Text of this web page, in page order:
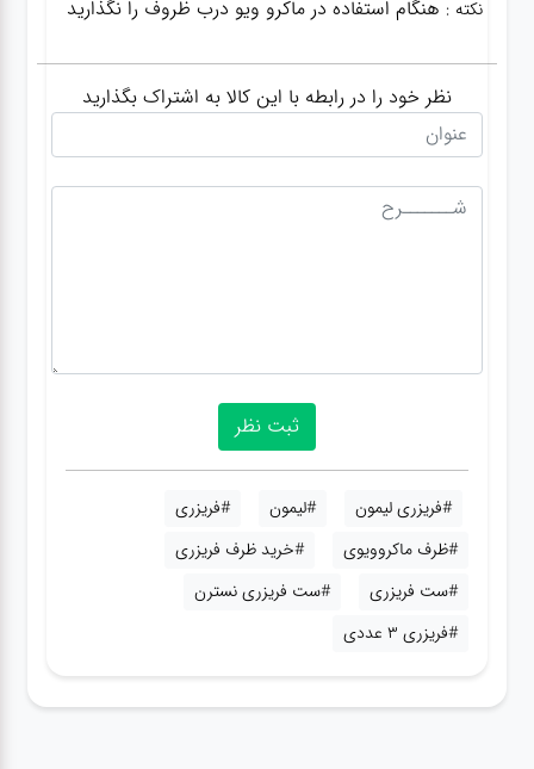
نکته : هنگام استفاده در ماکرو ویو درب ظروف را نگذارید
نظر خود را در رابطه با این کالا به اشتراک بگذارید
#فریزری لیمون #لیمون
#فریزری
#ظرف ماکروویوی
#خرید ظرف فریزری
#ست فریزری
#ست فریزری نسترن
#فریزری 3 عددی